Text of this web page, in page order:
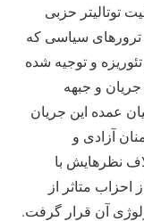
توتالیتر حزبی
ترورهای سیاسی که
و توجیه شده
و جبهه
عمده این جریان
آزادی و
نظرهایش با
متاثر از
آن قرار گرفت.